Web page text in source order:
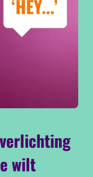
wilt